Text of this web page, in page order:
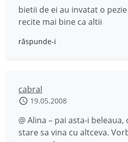
bietii de ei au invatat o
recite mai bine ca altii
răspunde-i
cabral
19.05.2008
@ Alina – pai asta-i
stare sa vina cu altceva.